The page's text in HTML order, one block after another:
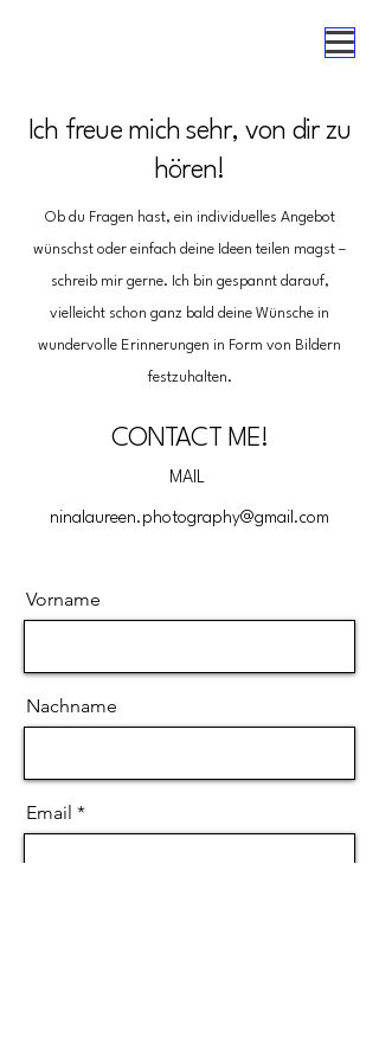
Ich freue mich sehr, von dir zu
hören!
Ob du Fragen hast, ein individuelles Angebot
wünschst oder einfach deine Ideen teilen magst –
schreib mir gerne. Ich bin gespannt darauf,
vielleicht schon ganz bald deine Wünsche in
wundervolle Erinnerungen in Form von Bildern
festzuhalten.
CONTACT ME!
MAIL
ninalaureen.photography@gmail.com
Vorname
Nachname
Email